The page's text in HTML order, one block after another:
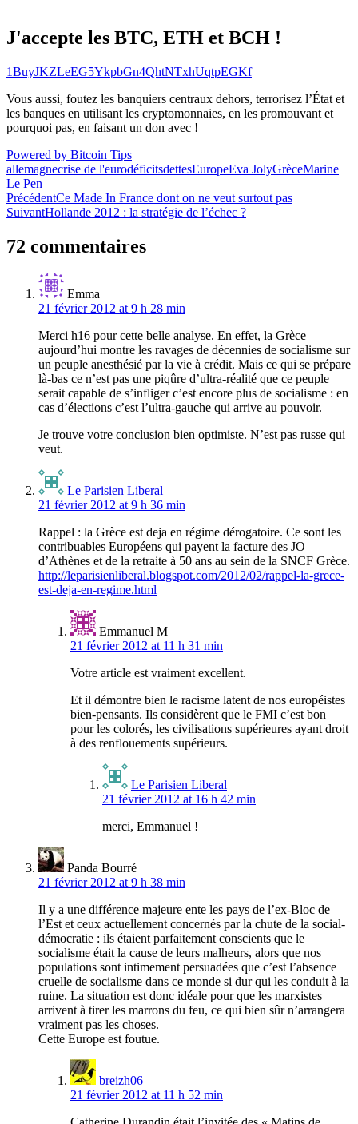
J'accepte les BTC, ETH et BCH !
1BuyJKZLeEG5YkpbGn4QhtNTxhUqtpEGKf
Vous aussi, foutez les banquiers centraux dehors, terrorisez l’État et
les banques en utilisant les cryptomonnaies, en les promouvant et
pourquoi pas, en faisant un don avec !
Powered by Bitcoin Tips
allemagnecrise de l'eurodéficitsdettesEuropeEva JolyGrèceMarine
Le Pen
Navigation
de
l’article
PrécédentCe Made In France dont on ne veut surtout pas
SuivantHollande 2012 : la stratégie de l’échec ?
72 commentaires
Emma
21 février 2012 at 9 h 28 min
Merci h16 pour cette belle analyse. En effet, la Grèce
aujourd’hui montre les ravages de décennies de socialisme sur
un peuple anesthésié par la vie à crédit. Mais ce qui se prépare
là-bas ce n’est pas une piqûre d’ultra-réalité que ce peuple
serait capable de s’infliger c’est encore plus de socialisme : en
cas d’élections c’est l’ultra-gauche qui arrive au pouvoir.
Je trouve votre conclusion bien optimiste. N’est pas russe qui
veut.
Le Parisien Liberal
21 février 2012 at 9 h 36 min
Rappel : la Grèce est deja en régime dérogatoire. Ce sont les
contribuables Européens qui payent la facture des JO
d’Athènes et de la retraite à 50 ans au sein de la SNCF Grèce.
http://leparisienliberal.blogspot.com/2012/02/rappel-la-grece-
est-deja-en-regime.html
Emmanuel M
21 février 2012 at 11 h 31 min
Votre article est vraiment excellent.
Et il démontre bien le racisme latent de nos européistes
bien-pensants. Ils considèrent que le FMI c’est bon
pour les colorés, les civilisations supérieures ayant droit
à des renflouements supérieurs.
Le Parisien Liberal
21 février 2012 at 16 h 42 min
merci, Emmanuel !
Panda Bourré
21 février 2012 at 9 h 38 min
Il y a une différence majeure ente les pays de l’ex-Bloc de
l’Est et ceux actuellement concernés par la chute de la social-
démocratie : ils étaient parfaitement conscients que le
socialisme était la cause de leurs malheurs, alors que nos
populations sont intimement persuadées que c’est l’absence
cruelle de socialisme dans ce monde si dur qui les conduit à la
ruine. La situation est donc idéale pour que les marxistes
arrivent à tirer les marrons du feu, ce qui bien sûr n’arrangera
vraiment pas les choses.
Cette Europe est foutue.
breizh06
21 février 2012 at 11 h 52 min